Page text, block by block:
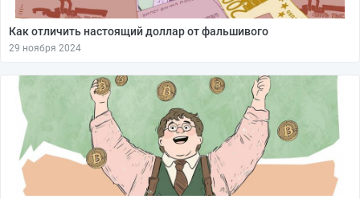
Как отличить настоящий доллар от фальшивого
29 ноября 2024